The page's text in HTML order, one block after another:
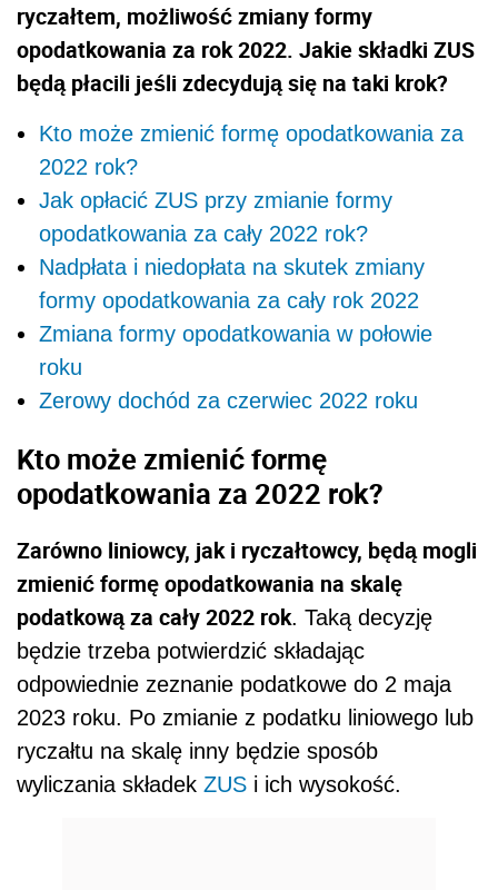
ryczałtem, możliwość zmiany formy
opodatkowania za rok 2022. Jakie składki ZUS
będą płacili jeśli zdecydują się na taki krok?
Kto może zmienić formę opodatkowania za
2022 rok?
Jak opłacić ZUS przy zmianie formy
opodatkowania za cały 2022 rok?
Nadpłata i niedopłata na skutek zmiany
formy opodatkowania za cały rok 2022
Zmiana formy opodatkowania w połowie
roku
Zerowy dochód za czerwiec 2022 roku
Kto może zmienić formę
opodatkowania za 2022 rok?
Zarówno liniowcy, jak i ryczałtowcy, będą mogli
zmienić formę opodatkowania na skalę
podatkową za cały 2022 rok. Taką decyzję
będzie trzeba potwierdzić składając
odpowiednie zeznanie podatkowe do 2 maja
2023 roku. Po zmianie z podatku liniowego lub
ryczałtu na skalę inny będzie sposób
wyliczania składek ZUS i ich wysokość.